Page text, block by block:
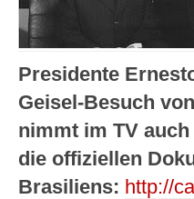
Presidente
Geisel-Besuch
nimmt im TV
die offiziellen
Brasiliens: http://